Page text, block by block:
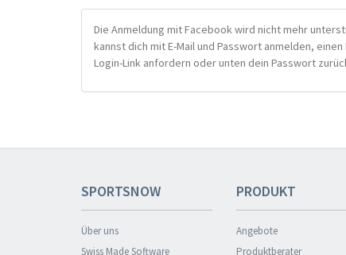
Die Anmeldung mit Facebook wird nicht mehr
kannst dich mit E-Mail und Passwort anmelden, einen
Login-Link anfordern oder unten dein Passwort
SPORTSNOW
Über uns
Swiss Made Software
PRODUKT
Angebote
Produktberater